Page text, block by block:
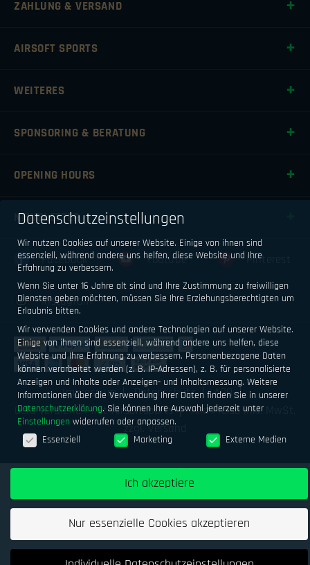
ZAHLUNG & VERSAND
AIRSOFT SPORTS
WEITERES
SPONSORING & BERATUNG
OPENING HOURS
NEWSLETTER
Facebook Youtube Pinterest
Instagram
Impressum Datenschutz
AGB
Geld verdienen mit Airsoftsports
Alle Preise inkl. MwSt.
zzgl. Versand
Datenschutzeinstellungen
Wir nutzen Cookies auf unserer Website. Einige von ihnen sind
essenziell, während andere uns helfen, diese Website und Ihre
Erfahrung zu verbessern.
Wenn Sie unter 16 Jahre alt sind und Ihre Zustimmung zu freiwilligen
Diensten geben möchten, müssen Sie Ihre Erziehungsberechtigten um
Erlaubnis bitten.
Wir verwenden Cookies und andere Technologien auf unserer Website.
Einige von ihnen sind essenziell, während andere uns helfen, diese
Website und Ihre Erfahrung zu verbessern. Personenbezogene Daten
können verarbeitet werden (z. B. IP-Adressen), z. B. für personalisierte
Anzeigen und Inhalte oder Anzeigen- und Inhaltsmessung. Weitere
Informationen über die Verwendung Ihrer Daten finden Sie in unserer
Datenschutzerklärung. Sie können Ihre Auswahl jederzeit unter
Einstellungen widerrufen oder anpassen.
Datenschutzeinstellungen
Essenziell Marketing Externe Medien
Ich akzeptiere
Nur essenzielle Cookies akzeptieren